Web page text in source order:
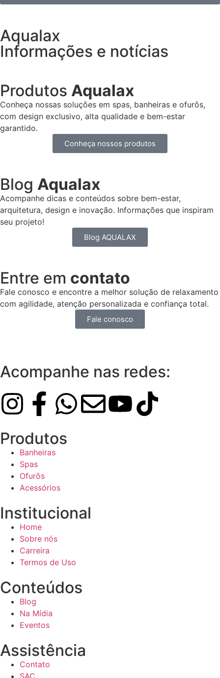
Aqualax
Informações e notícias
Produtos Aqualax
Conheça nossas soluções em spas, banheiras e ofurôs,
com design exclusivo, alta qualidade e bem-estar
garantido.
Conheça nossos produtos
Blog Aqualax
Acompanhe dicas e conteúdos sobre bem-estar,
arquitetura, design e inovação. Informações que inspiram
seu projeto!
Blog AQUALAX
Entre em contato
Fale conosco e encontre a melhor solução de relaxamento
com agilidade, atenção personalizada e confiança total.
Fale conosco
Acompanhe nas redes:
Produtos
Banheiras
Spas
Ofurôs
Acessórios
Institucional
Home
Sobre nós
Carreira
Termos de Uso
Conteúdos
Blog
Na Mídia
Eventos
Assistência
Contato
SAC